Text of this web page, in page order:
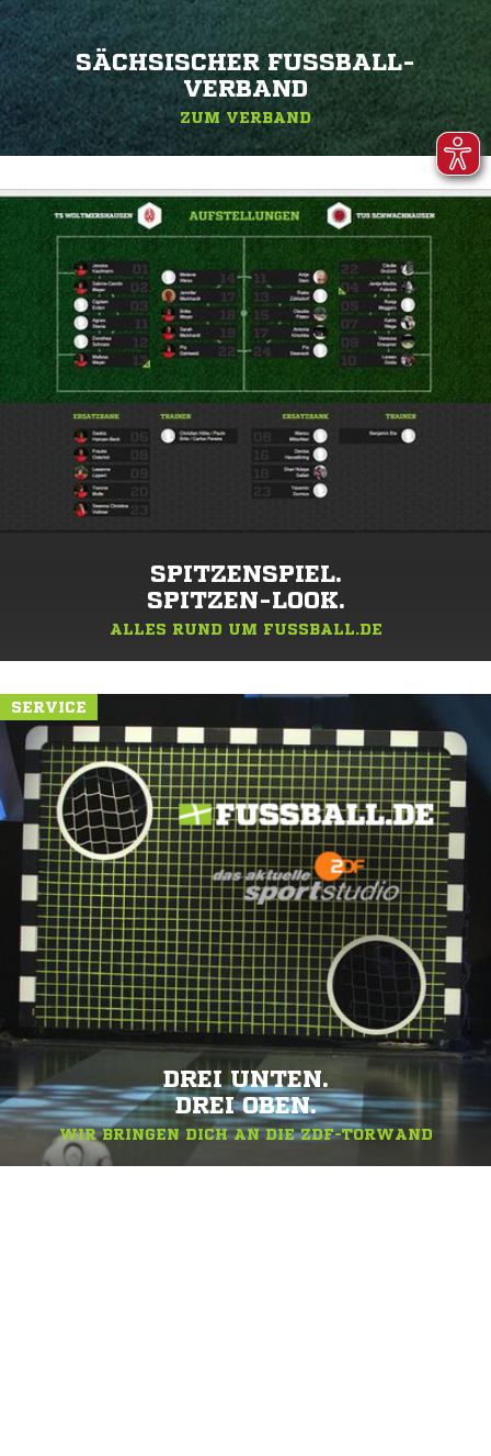
SÄCHSISCHER FUSSBALL-V
ERBAND
ZUM VERBAND
SPITZENSPIEL.
SPITZEN-LOOK.
ALLES RUND UM FUSSBALL.DE
SERVICE
DREI UNTEN.
DREI OBEN.
WIR BRINGEN DICH AN DIE ZDF-TORWAND